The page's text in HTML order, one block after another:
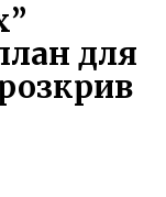
для